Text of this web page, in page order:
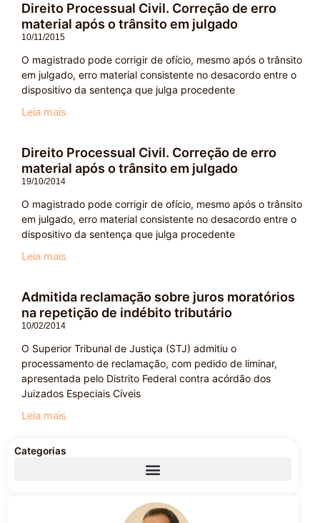
Direito Processual Civil. Correção de erro
material após o trânsito em julgado
10/11/2015
O magistrado pode corrigir de ofício, mesmo após o trânsito
em julgado, erro material consistente no desacordo entre o
dispositivo da sentença que julga procedente
Leia mais
Direito Processual Civil. Correção de erro
material após o trânsito em julgado
19/10/2014
O magistrado pode corrigir de ofício, mesmo após o trânsito
em julgado, erro material consistente no desacordo entre o
dispositivo da sentença que julga procedente
Leia mais
Admitida reclamação sobre juros moratórios
na repetição de indébito tributário
10/02/2014
O Superior Tribunal de Justiça (STJ) admitiu o
processamento de reclamação, com pedido de liminar,
apresentada pelo Distrito Federal contra acórdão dos
Juizados Especiais Cíveis
Leia mais
Categorias